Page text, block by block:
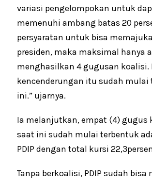
variasi pengelompokan untuk
memenuhi ambang batas 20
persyaratan untuk bisa
presiden, maka maksimal hanya
menghasilkan 4 gugusan koalisi.
kencenderungan itu sudah mulai
ini.” ujarnya.
Ia melanjutkan, empat (4) gugus
saat ini sudah mulai terbentuk
PDIP dengan total kursi
Tanpa berkoalisi, PDIP sudah